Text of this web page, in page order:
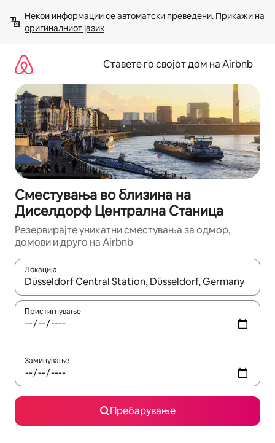
содржина
Некои информации се автоматски преведени. Прикажи на
оригиналниот јазик
Ставете го својот дом на Airbnb
Сместувања во близина на
Диселдорф Централна Станица
Резервирајте уникатни сместувања за одмор,
домови и друго на Airbnb
Локација
Кога резултатите се достапни, движете се со копчињата
Пристигнување
Заминување
Пребарување